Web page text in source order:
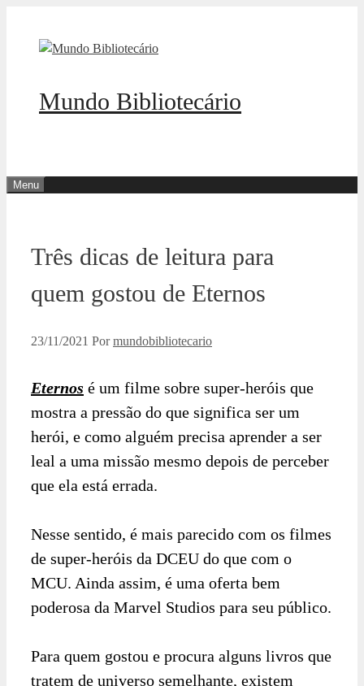
Mundo Bibliotecário
Menu
Três dicas de leitura para
quem gostou de Eternos
23/11/2021 Pormundobibliotecario
Eternos é um filme sobre super-heróis que
mostra a pressão do que significa ser um
herói, e como alguém precisa aprender a ser
leal a uma missão mesmo depois de perceber
que ela está errada.
Nesse sentido, é mais parecido com os filmes
de super-heróis da DCEU do que com o
MCU. Ainda assim, é uma oferta bem
poderosa da Marvel Studios para seu público.
Para quem gostou e procura alguns livros que
tratem de universo semelhante, existem